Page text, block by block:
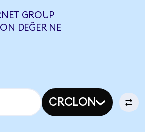
GROUP
DEĞERINE
CRCLON